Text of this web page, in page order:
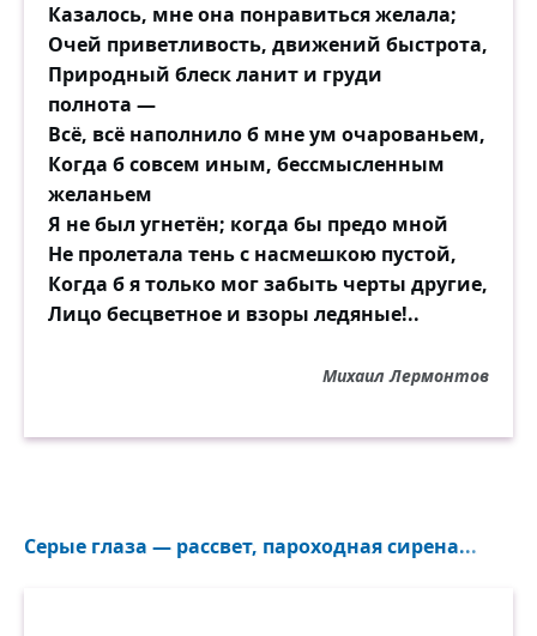
Казалось, мне она понравиться желала;
Очей приветливость, движений быстрота,
Природный блеск ланит и груди
полнота —
Всё, всё наполнило б мне ум очарованьем,
Когда б совсем иным, бессмысленным
желаньем
Я не был угнетён; когда бы предо мной
Не пролетала тень с насмешкою пустой,
Когда б я только мог забыть черты другие,
Лицо бесцветное и взоры ледяные!..
Михаил Лермонтов
Серые глаза — рассвет, пароходная сирена...